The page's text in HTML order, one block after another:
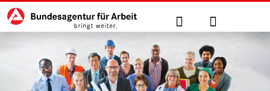
zu den Hauptinhalten springen
Hauptnavigation Suche Anmelden